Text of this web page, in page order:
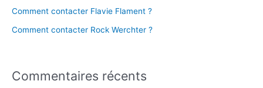
Comment contacter Flavie Flament ?
Comment contacter Rock Werchter ?
Commentaires récents